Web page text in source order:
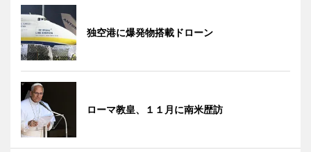
独空港に爆発物搭載ドローン
ローマ教皇、１１月に南米歴訪